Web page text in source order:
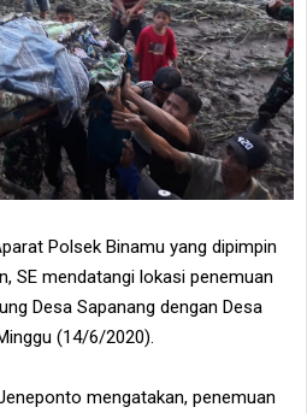
Polsek Binamu yang dipimpin
SE mendatangi lokasi penemuan
Desa Sapanang dengan Desa
(14/6/2020).
mengatakan, penemuan